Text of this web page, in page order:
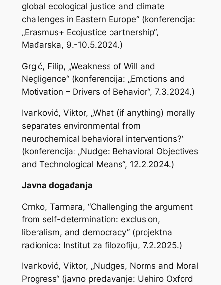
global ecological justice and climate
challenges in Eastern Europe“ (konferencija:
„Erasmus+ Ecojustice partnership“,
Mađarska, 9.-10.5.2024.)
Grgić, Filip, „Weakness of Will and
Negligence“ (konferencija: „Emotions and
Motivation – Drivers of Behavior“, 7.3.2024.)
Ivanković, Viktor, „What (if anything) morally
separates environmental from
neurochemical behavioral interventions?“
(konferencija: „Nudge: Behavioral Objectives
and Technological Means“, 12.2.2024.)
Javna događanja
Crnko, Tarmara, “Challenging the argument
from self-determination: exclusion,
liberalism, and democracy” (projektna
radionica: Institut za filozofiju, 7.2.2025.)
Ivanković, Viktor, „Nudges, Norms and Moral
Progress“ (javno predavanje: Uehiro Oxford